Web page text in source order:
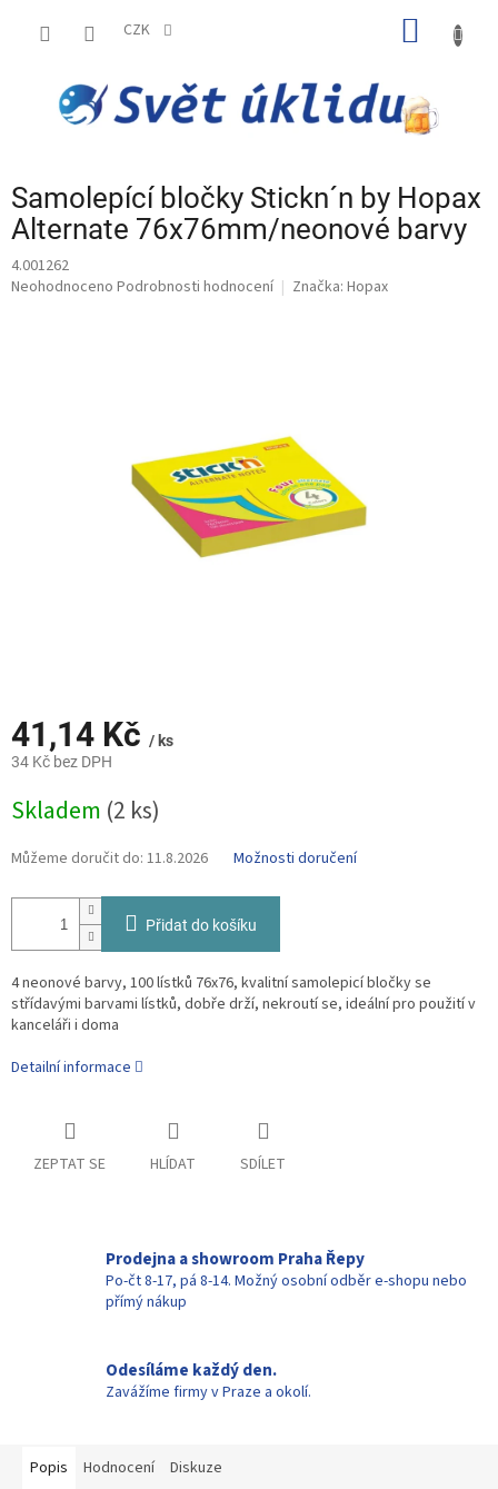
CZK
Samolepící bločky Stickn´n by Hopax
Alternate 76x76mm/neonové barvy
4.001262
Průměrné
Neohodnoceno Podrobnosti hodnocení Značka: Hopax
41,14 Kč / ks
34 Kč bez DPH
cena:
Skladem (2 ks)
Můžeme doručit do: 11.8.2026 Možnosti doručení
Přidat do košíku
4 neonové barvy, 100 lístků 76x76, kvalitní samolepicí bločky se
střídavými barvami lístků, dobře drží, nekroutí se, ideální pro použití v
kanceláři i doma
Detailní informace
ZEPTAT SE HLÍDAT SDÍLET
Prodejna a showroom Praha Řepy
Po-čt 8-17, pá 8-14. Možný osobní odběr e-shopu nebo
přímý nákup
Odesíláme každý den.
Zavážíme firmy v Praze a okolí.
Popis Hodnocení Diskuze